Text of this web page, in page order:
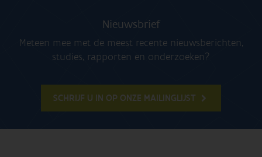
Nieuwsbrief
Meteen mee met de meest recente nieuwsberichten,
studies, rapporten en onderzoeken?
SCHRIJF U IN OP ONZE MAILINGLIJST